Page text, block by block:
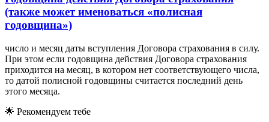
(также может именоваться «полисная
годовщина»)
число и месяц даты вступления Договора страхования в силу.
При этом если годовщина действия Договора страхования
приходится на месяц, в котором нет соответствующего числа,
то датой полисной годовщины считается последний день
этого месяца.
🌟 Рекомендуем тебе